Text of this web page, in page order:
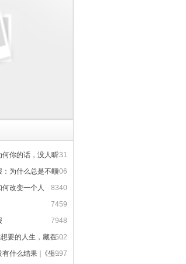
的话，没人听得进去8231
为什么总是不顺6906
何改变一个人
8340
7459
7948
人生，藏在大脑软件里7502
|《生命软件》课程播报5997